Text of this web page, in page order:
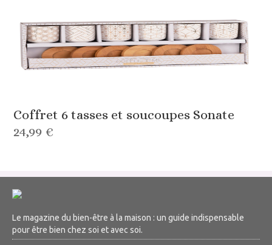
Coffret 6 tasses et soucoupes Sonate
24,99 €
Le magazine du bien-être à la maison : un guide indispensable
pour être bien chez soi et avec soi.